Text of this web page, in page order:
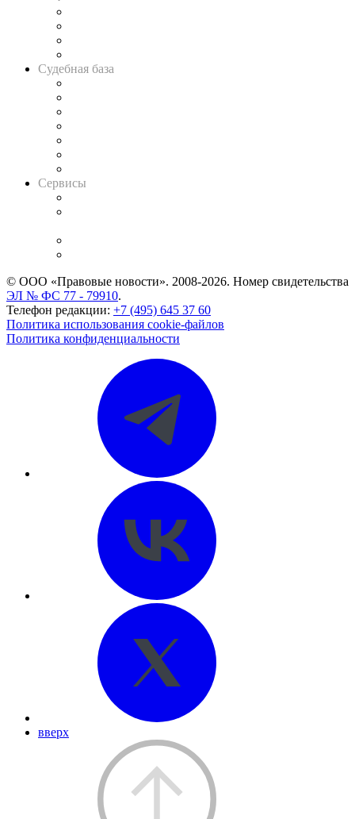
Судебная база
Сервисы
© ООО «Правовые новости». 2008-2026. Номер свидетельства
ЭЛ № ФС 77 - 79910.
Телефон редакции: +7 (495) 645 37 60
Политика использования cookie-файлов
Политика конфиденциальности
вверх